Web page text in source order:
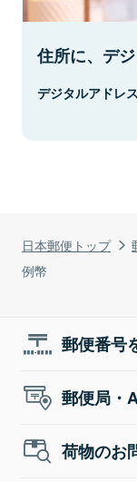
日本郵便トップ
例幣
住所に、デ
デジタルアドレ
郵便番号
郵便局・
荷物のお